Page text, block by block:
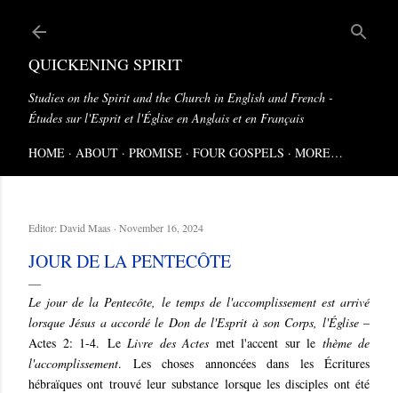
QUICKENING SPIRIT
Studies on the Spirit and the Church in English and French -
Études sur l'Esprit et l'Église en Anglais et en Français
HOME ABOUT PROMISE FOUR GOSPELS MORE…
Editor: David Maas November 16, 2024
JOUR DE LA PENTECÔTE
Le jour de la Pentecôte, le temps de l'accomplissement est arrivé
lorsque Jésus a accordé le Don de l'Esprit à son Corps, l'Église–
Actes 2: 1-4. Le Livre des Actes met l'accent sur le thème de
l'accomplissement. Les choses annoncées dans les Écritures
hébraïques ont trouvé leur substance lorsque les disciples ont été